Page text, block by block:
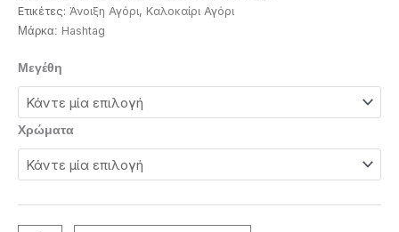
Ετικέτες: Άνοιξη Αγόρι, Καλοκαίρι Αγόρι
Μάρκα: Ηashtag
Μεγέθη
Χρώματα
Hashtag
0-
24
Μηνών
επίσημο
σετ
βερμούδα
242603